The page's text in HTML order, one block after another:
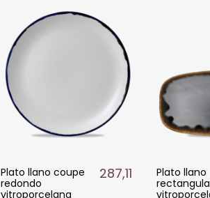
Plato llano coupe
redondo
vitroporcelana
287,11 €
Plato llano